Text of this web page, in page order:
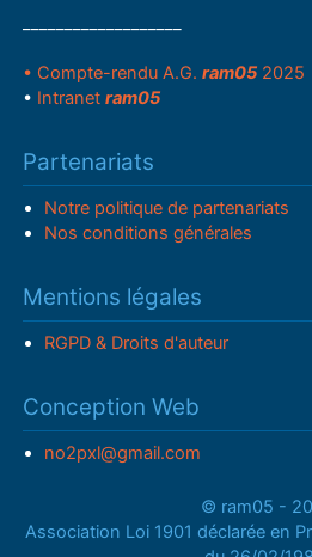
• Compte-rendu A.G.ram05 2025
• Intranetram05
Partenariats
Notre politique de partenariats
Nos conditions générales
Mentions légales
RGPD & Droits d'auteur
Conception Web
no2pxl@gmail.com
© ram05 -
Association Loi 1901 déclarée en